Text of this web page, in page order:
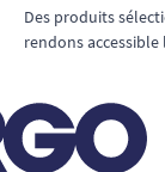
main
Des produits
rendons